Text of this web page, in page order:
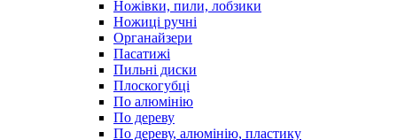
Ножівки, пили, лобзики
Ножиці ручні
Органайзери
Пасатижі
Пильні диски
Плоскогубці
По алюмінію
По дереву
По дереву, алюмінію, пластику